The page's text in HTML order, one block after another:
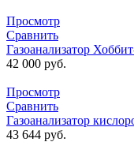
Просмотр
Сравнить
Газоанализатор
42 000 руб.
Просмотр
Сравнить
Газоанализатор
43 644 руб.